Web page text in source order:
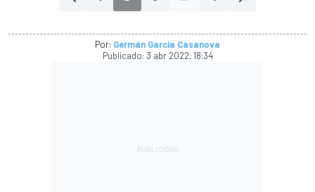
Por: Germán Garcia Casanova
Publicado: 3 abr 2022, 18:34